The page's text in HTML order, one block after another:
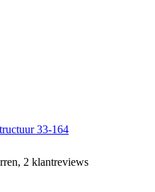
33-164
2 klantreviews